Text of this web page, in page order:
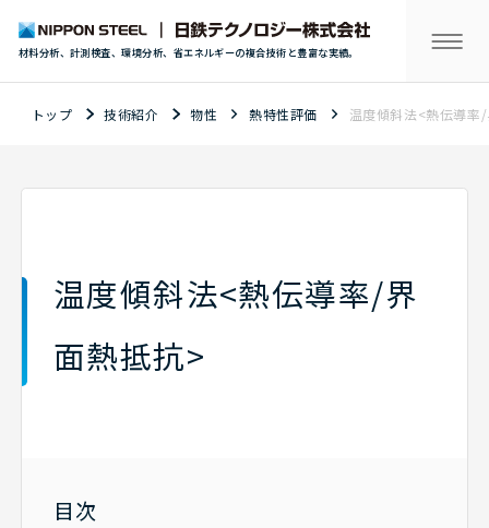
材料分析、計測検査、環境分析、省エネルギーの複合技術と豊富な実績。
トップ 技術紹介 物性 熱特性評価 温度傾斜法<熱伝導率
温度傾斜法<熱伝導率/界
面熱抵抗>
目次